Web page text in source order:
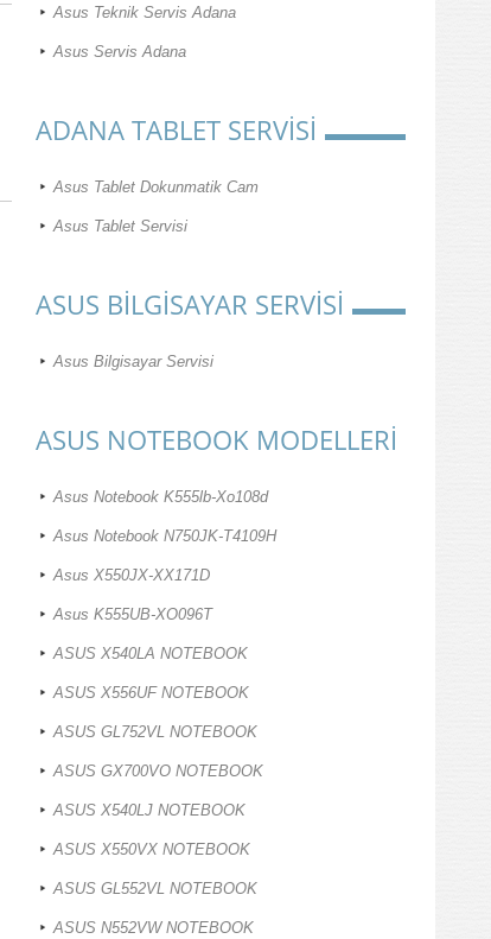
Asus Teknik Servis Adana
Asus Servis Adana
ADANA TABLET SERVİSİ
Asus Tablet Dokunmatik Cam
Asus Tablet Servisi
ASUS BİLGİSAYAR SERVİSİ
Asus Bilgisayar Servisi
ASUS NOTEBOOK MODELLERİ
Asus Notebook K555lb-Xo108d
Asus Notebook N750JK-T4109H
Asus X550JX-XX171D
Asus K555UB-XO096T
ASUS X540LA NOTEBOOK
ASUS X556UF NOTEBOOK
ASUS GL752VL NOTEBOOK
ASUS GX700VO NOTEBOOK
ASUS X540LJ NOTEBOOK
ASUS X550VX NOTEBOOK
ASUS GL552VL NOTEBOOK
ASUS N552VW NOTEBOOK